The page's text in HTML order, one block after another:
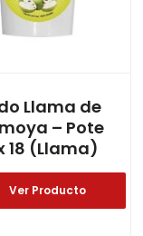
Llama de
– Pote
18 (Llama)
Ver Producto